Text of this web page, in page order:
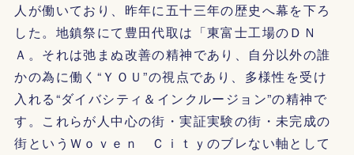
人が働いており、昨年に五十三年の歴史へ幕を下ろ
した。地鎮祭にて豊田代取は「東富士工場のＤＮ
Ａ。それは弛まぬ改善の精神であり、自分以外の誰
かの為に働く“ＹＯＵ”の視点であり、多様性を受け
入れる“ダイバシティ＆インクルージョン”の精神で
す。これらが人中心の街・実証実験の街・未完成の
街というＷｏｖｅｎ Ｃｉｔｙのブレない軸として